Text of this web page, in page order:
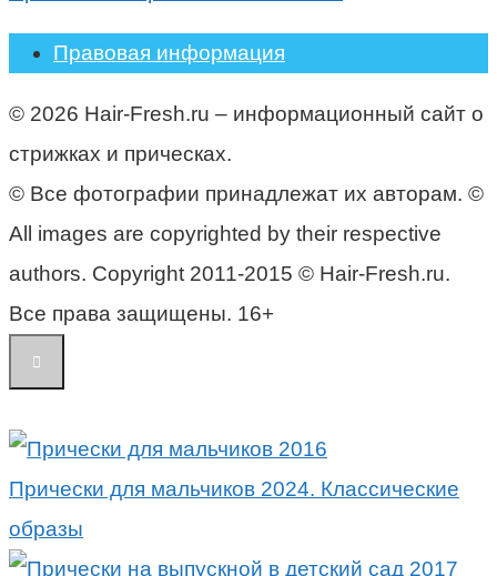
Правовая информация
© 2026 Hair-Fresh.ru – информационный сайт о
стрижках и прическах.
© Все фотографии принадлежат их авторам. ©
All images are copyrighted by their respective
authors. Copyright 2011-2015 © Hair-Fresh.ru.
Все права защищены. 16+
Прически для мальчиков 2024. Классические
образы